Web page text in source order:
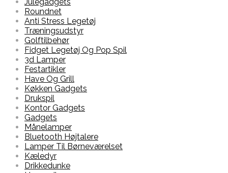
Roundnet
Anti Stress Legetøj
Træningsudstyr
Golftilbehør
Fidget Legetøj Og Pop Spil
3d Lamper
Festartikler
Have Og Grill
Køkken Gadgets
Drukspil
Kontor Gadgets
Gadgets
Månelamper
Bluetooth Højtalere
Lamper Til Børneværelset
Kæledyr
Drikkedunke